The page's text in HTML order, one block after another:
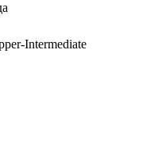
Intermediate